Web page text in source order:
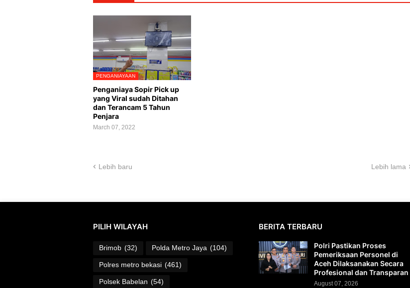
PENGANIAYAAN
Penganiaya Sopir Pick up
yang Viral sudah Ditahan
dan Terancam 5 Tahun
Penjara
March 07, 2022
Lebih baru Lebih lama
PILIH WILAYAH
Brimob (32) Polda Metro Jaya (104)
Polres metro bekasi (461)
Polsek Babelan (54)
BERITA TERBARU
Polri Pastikan Proses
Pemeriksaan Personel di
Aceh Dilaksanakan Secara
Profesional dan Transparan
August 07, 2026